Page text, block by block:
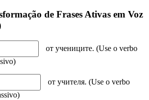
de Frases Ativas em Voz
от учениците. (Use o verbo
от учителя. (Use o verbo